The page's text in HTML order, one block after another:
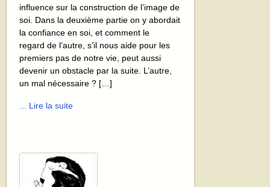
influence sur la construction de l’image de
soi. Dans la deuxième partie on y abordait
la confiance en soi, et comment le
regard de l’autre, s’il nous aide pour les
premiers pas de notre vie, peut aussi
devenir un obstacle par la suite. L’autre,
un mal nécessaire ? […]
... Lire la suite